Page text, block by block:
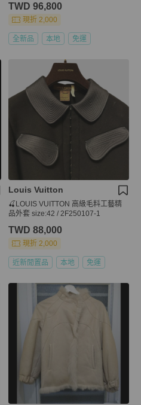
TWD 96,800
現折 2,000
全新品 本地 免運
Louis Vuitton
🍒LOUIS VUITTON 高級毛料工藝精
品外套 size:42 / 2F250107-1
TWD 88,000
現折 2,000
近新閒置品 本地 免運